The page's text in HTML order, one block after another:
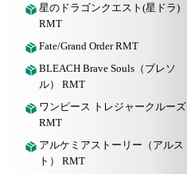
星のドラゴンクエスト(星ドラ)
RMT
Fate/Grand Order RMT
BLEACH Brave Souls（ブレソ
ル） RMT
ワンピース トレジャークルーズ
RMT
アルケミアストーリー（アルス
ト） RMT